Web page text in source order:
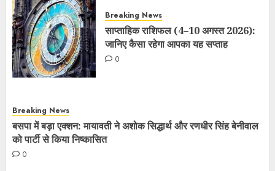
Breaking News
साप्ताहिक राशिफल (4–10 अगस्त 2026):
जानिए कैसा रहेगा आपका यह सप्ताह
0
Breaking News
बसपा में बड़ा एक्शन: मायावती ने अशोक सिद्धार्थ और रणधीर सिंह बेनीवाल
को पार्टी से किया निष्कासित
0